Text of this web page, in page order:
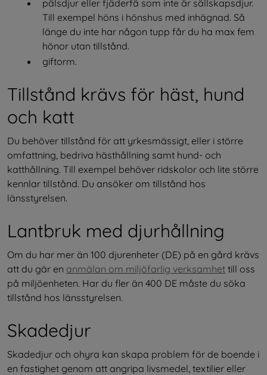
pälsdjur eller fjäderfä som inte är sällskapsdjur.
Till exempel höns i hönshus med inhägnad. Så
länge du inte har någon tupp får du ha max fem
hönor utan tillstånd.
giftorm.
Tillstånd krävs för häst, hund
och katt
Du behöver tillstånd för att yrkesmässigt, eller i större
omfattning, bedriva hästhållning samt hund- och
katthållning. Till exempel behöver ridskolor och lite större
kennlar tillstånd. Du ansöker om tillstånd hos
länsstyrelsen.
Lantbruk med djurhållning
Om du har mer än 100 djurenheter (DE) på en gård krävs
att du gär en anmälan om miljöfarlig verksamhet till oss
på miljöenheten. Har du fler än 400 DE måste du söka
tillstånd hos länsstyrelsen.
Skadedjur
Skadedjur och ohyra kan skapa problem för de boende i
en fastighet genom att angripa livsmedel, textilier eller